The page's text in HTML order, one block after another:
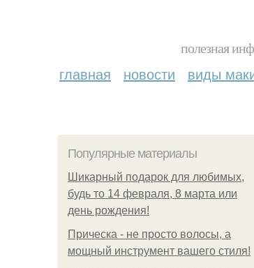
полезная
главная новости виды
Популярные материалы
Шикарный подарок для любимых,
будь то 14 февраля, 8 марта или
день рождения!
Прическа - не просто волосы, а
мощный инструмент вашего стиля!